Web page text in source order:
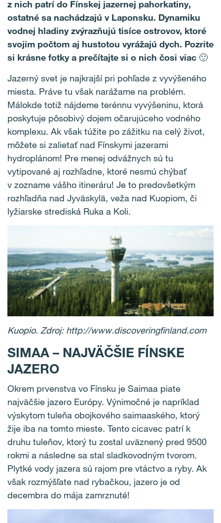
z nich patrí do Fínskej jazernej pahorkatiny,
ostatné sa nachádzajú v Laponsku. Dynamiku
vodnej hladiny zvýrazňujú tisíce ostrovov, ktoré
svojim počtom aj hustotou vyrážajú dych. Pozrite
si krásne fotky a prečítajte si o nich čosi viac 🙂
Jazerný svet je najkrajší pri pohľade z vyvýšeného
miesta. Práve tu však narážame na problém.
Málokde totiž nájdeme terénnu vyvýšeninu, ktorá
poskytuje pôsobivý dojem očarujúceho vodného
komplexu. Ak však túžite po zážitku na celý život,
môžete si zalietať nad Fínskymi jazerami
hydroplánom! Pre menej odvážnych sú tu
vytipované aj rozhľadne, ktoré nesmú chýbať
v zozname vášho itineráru! Je to predovšetkým
rozhľadňa nad Jyväskylä, veža nad Kuopiom, či
lyžiarske strediská Ruka a Koli.
Kuopio. Zdroj: http://www.discoveringfinland.com
SIMAA – NAJVÄČŠIE FÍNSKE
JAZERO
Okrem prvenstva vo Fínsku je Saimaa piate
najväčšie jazero Európy. Výnimočné je napríklad
výskytom tuleňa obojkového saimaaského, ktorý
žije iba na tomto mieste. Tento cicavec patrí k
druhu tuleňov, ktorý tu zostal uväznený pred 9500
rokmi a následne sa stal sladkovodným tvorom.
Plytké vody jazera sú rajom pre vtáctvo a ryby. Ak
však rozmýšľate nad rybačkou, jazero je od
decembra do mája zamrznuté!